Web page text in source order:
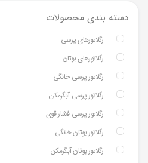
دسته بندی محصولات
رگلاتورهای پرسی
رگلاتورهای بوتان
رگلاتور پرسی خانگی
رگلاتور پرسی آبگرمکن
رگلاتور پرسی فشار قوی
رگلاتور بوتان خانگی
رگلاتور بوتان آبگرمکن